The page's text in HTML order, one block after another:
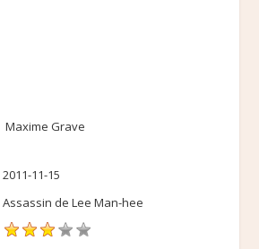
Maxime Grave
2011-11-15
Assassin de Lee Man-hee